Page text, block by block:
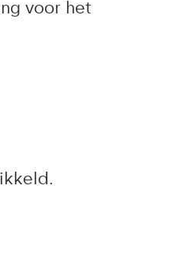
voor het